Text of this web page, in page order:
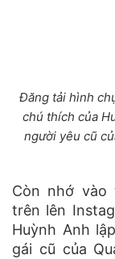
Đăng tải hình
chú thích của
người yêu cũ
Còn nhớ vào
trên lên
Huỳnh Anh
gái cũ của